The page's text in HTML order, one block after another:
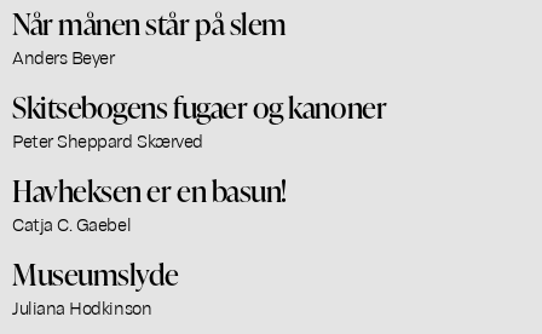
Når månen står på slem
Anders Beyer
Skitsebogens fugaer og kanoner
Peter Sheppard Skærved
Havheksen er en basun!
Catja C. Gaebel
Museumslyde
Juliana Hodkinson